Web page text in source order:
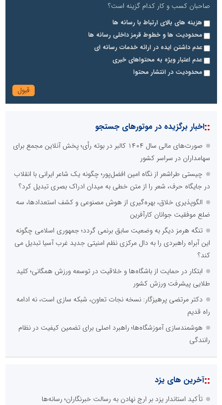
صاحبان کسب و کار کدام گزینه است؟
هزینه های بالای ارتباط با رسانه ها
محدودیت ها و خطوط قرمز داخلی رسانه ها
عدم داشتن ایده در ارائه خدمات رسانه ای
عدم اعتبار ویژه به محتواهای خبری
محدودیت در انتشار محتوا
::اخبار برگزیده در موتورهای جستجو
صورت‌های مالی سال ۱۴۰۴ کالبر در بوته رأی؛ پخش آنلاین مجمع برای
سهامداران در سراسر کشور
چیستی طراشعر از نگاه امین افضل‌پور؛ چگونه یک شاعر ایرانی با انقلاب
در جایگاه حرف، شعر را از متن خطی به میدان ادراک بصری تبدیل کرد؟
الگوپذیری خلاق، بهره‌گیری از هوش مصنوعی و کشف استعدادها، سه
ضلع موفقیت جوانان کارآفرین
تنگه هرمز دیگر به وضعیت سابق برنمی گردد؛ جمهوری اسلامی چگونه
این آبراه راهبردی را به دال مرکزی نظم امنیتی جدید غرب آسیا تبدیل می
کند؟
ابتکار در حمایت از باشگاه‌ها و خلاقیت در توسعه ورزش همگانی؛ کلید
طلایی پیشرفت ورزش کشور
دکتر مرتضی پرهیزگار: نسخه نجات تعاون، شبکه سازی است، نه ادامه
راه قدیم
هوشمندسازی آموزشگاه‌ها؛ راهبرد اصلی برای تضمین کیفیت در نظام
رانندگی
::آخرین های یزد
تأکید استاندار یزد بر ارج نهادن به رسالت خبرنگاران؛ رسانه‌ها